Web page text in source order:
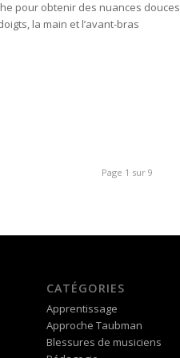
pour obtenir des nuances douces
la main et l’avant-bras
Page 1 sur 9
CATÉGORIES
Apprentissage
Approche Taubman
Blessures de musiciens